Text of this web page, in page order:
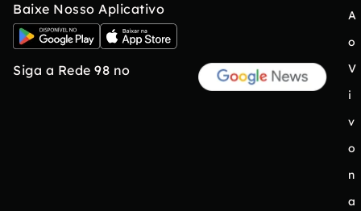
Baixe Nosso Aplicativo
Siga a Rede 98 no
A
o
V
i
v
o
n
a